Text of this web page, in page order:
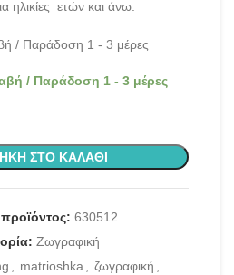
ηλικίες ετών και άνω.
/ Παράδοση 1 - 3 μέρες
/ Παράδοση 1 - 3 μέρες
ΣΤΟ ΚΑΛΆΘΙ
630512
Ζωγραφική
, matrioshka, ζωγραφική ,